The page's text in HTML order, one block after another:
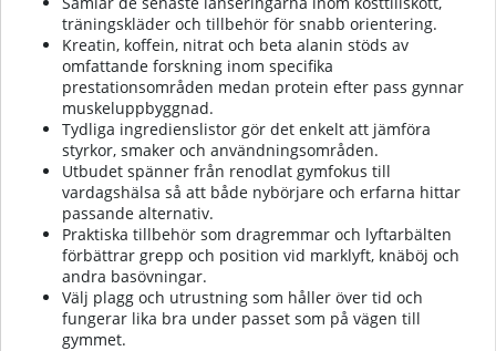
träningskläder och tillbehör för snabb orientering.
Kreatin, koffein, nitrat och beta alanin stöds av
omfattande forskning inom specifika
prestationsområden medan protein efter pass gynnar
muskeluppbyggnad.
Tydliga ingredienslistor gör det enkelt att jämföra
styrkor, smaker och användningsområden.
Utbudet spänner från renodlat gymfokus till
vardagshälsa så att både nybörjare och erfarna hittar
passande alternativ.
Praktiska tillbehör som dragremmar och lyftarbälten
förbättrar grepp och position vid marklyft, knäböj och
andra basövningar.
Välj plagg och utrustning som håller över tid och
fungerar lika bra under passet som på vägen till
gymmet.